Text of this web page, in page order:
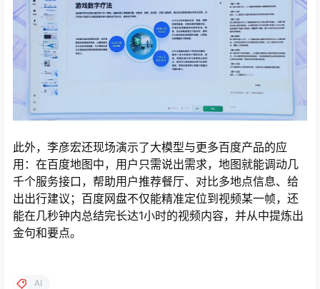
此外，李彦宏还现场演示了大模型与更多百度产品的应
用：在百度地图中，用户只需说出需求，地图就能调动几
千个服务接口，帮助用户推荐餐厅、对比多地点信息、给
出出行建议；百度网盘不仅能精准定位到视频某一帧，还
能在几秒钟内总结完长达1小时的视频内容，并从中提炼出
金句和要点。
AI